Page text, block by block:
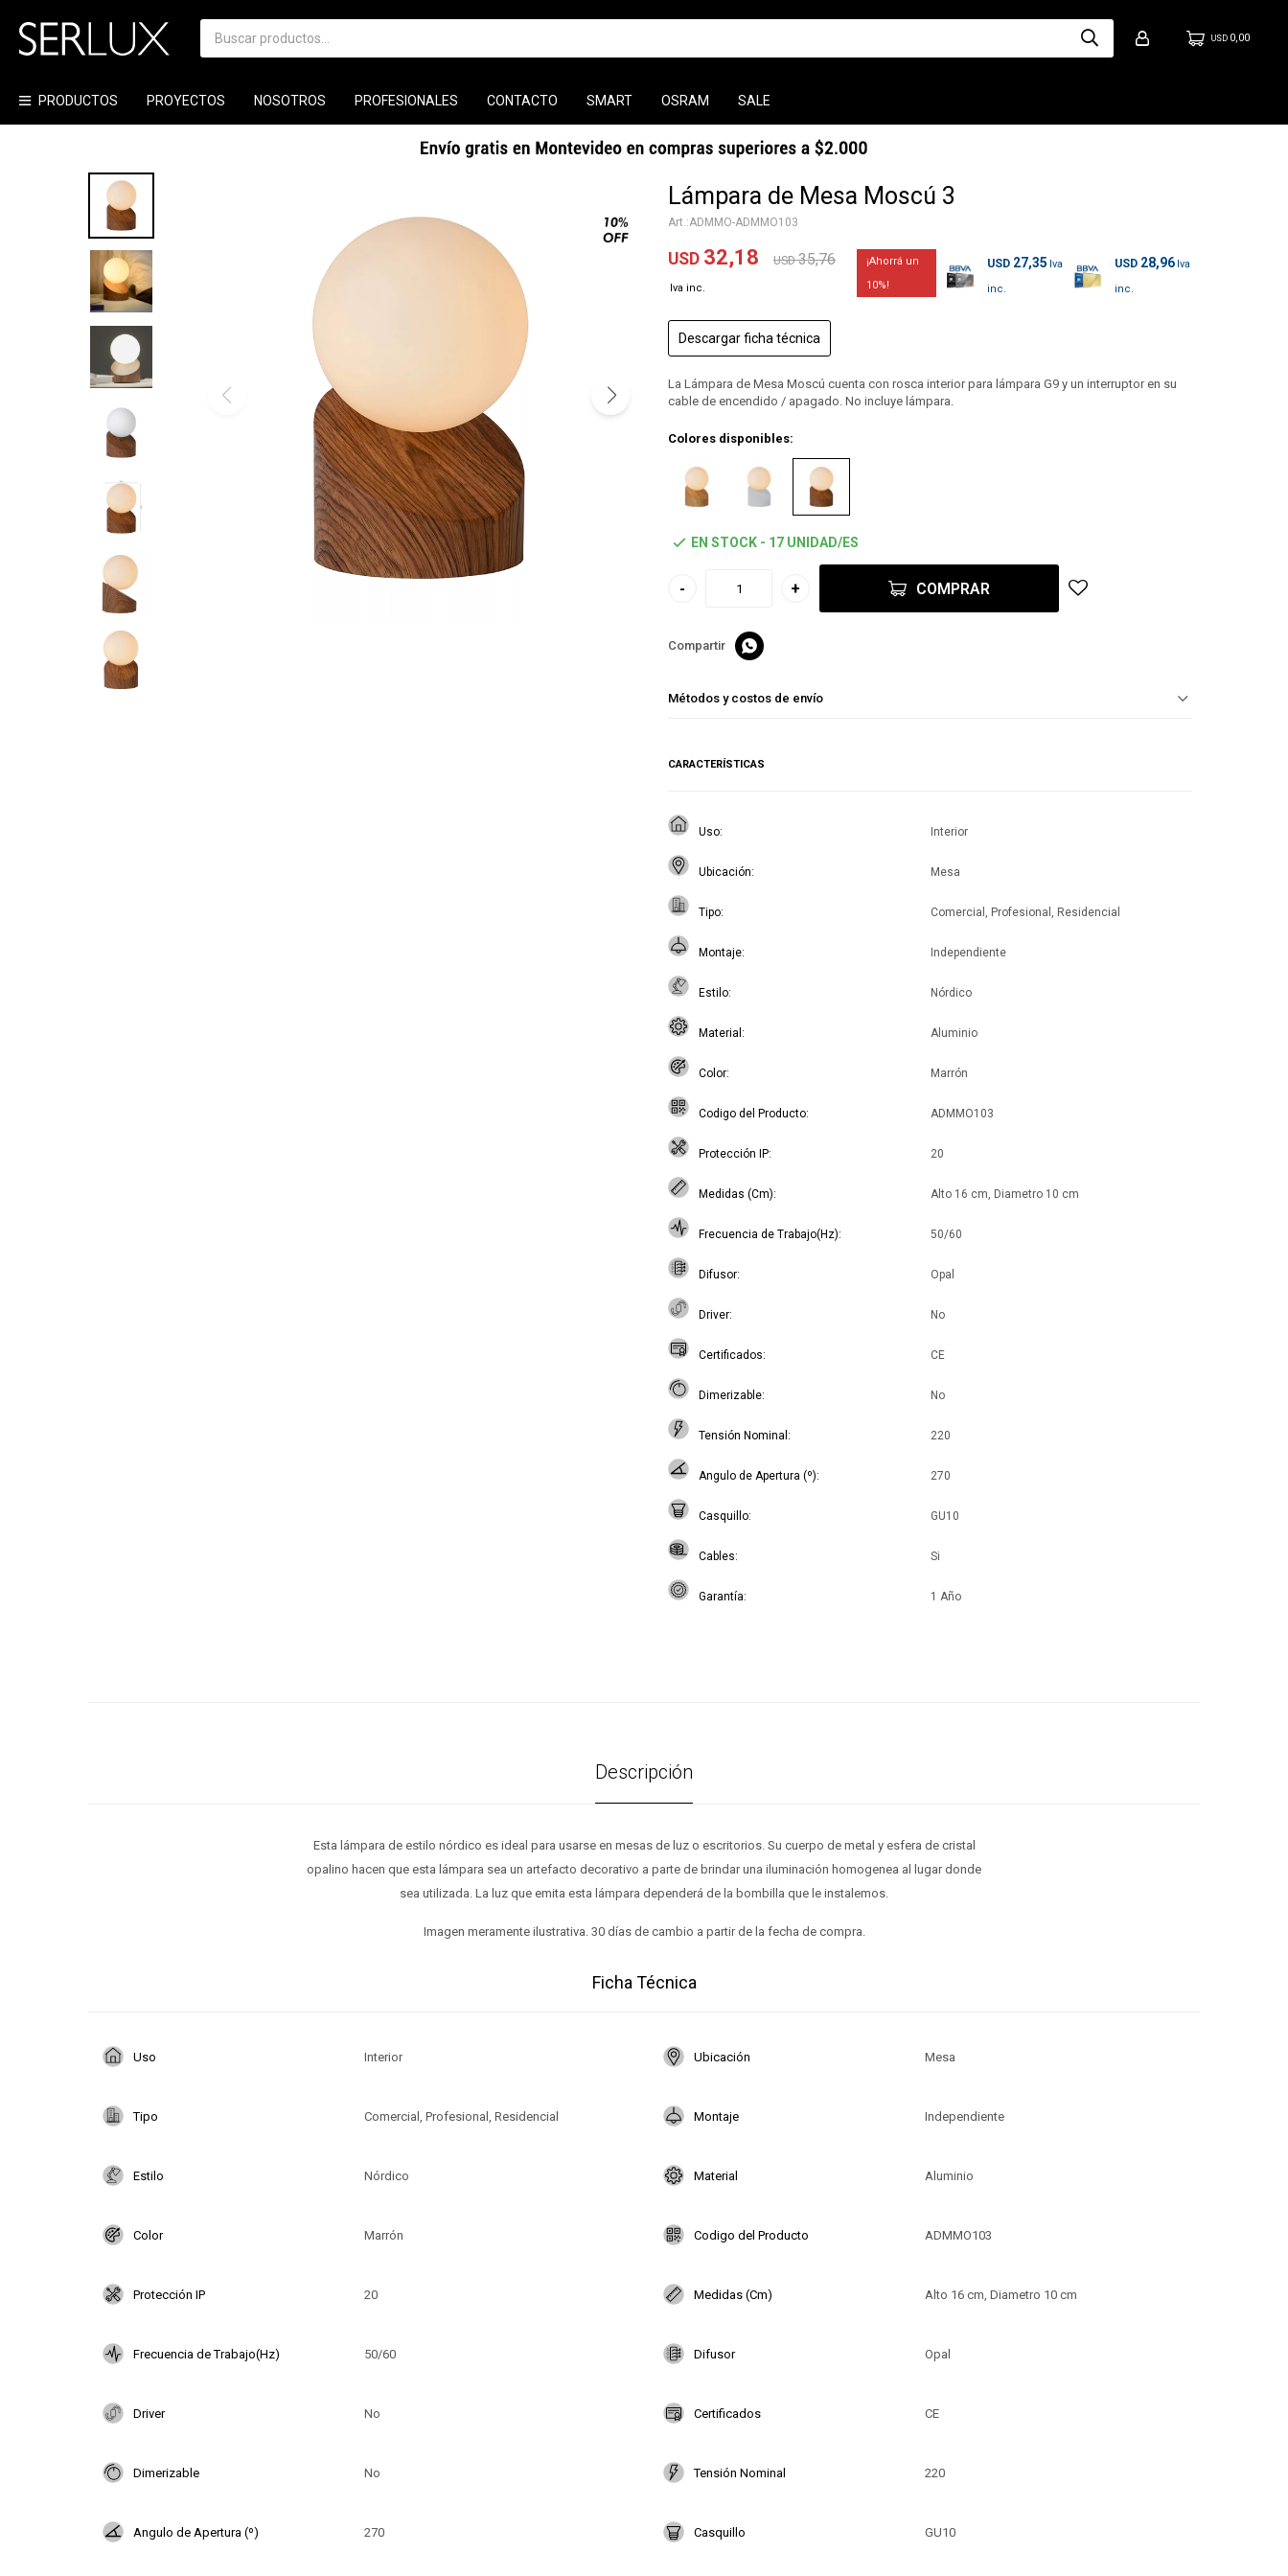
PRODUCTOS PROYECTOS NOSOTROS PROFESIONALES CONTACTO SMART OSRAM SALE
USD 0,00
Lámpara de Mesa Moscú 3
ADMMO-ADMMO103
USD 32,18 USD 35,76
10
USD 27,35 USD 28,96
Descargar ficha técnica
La Lámpara de Mesa Moscú cuenta con rosca interior para lámpara G9 y un interruptor en su
cable de encendido / apagado. No incluye lámpara.
Colores disponibles:
EN STOCK - 17 UNIDAD/ES
- + COMPRAR

Métodos y costos de envío
CARACTERÍSTICAS
Uso Interior
Ubicación Mesa
Tipo Comercial, Profesional, Residencial
Montaje Independiente
Estilo Nórdico
Material Aluminio
Color Marrón
Codigo del Producto ADMMO103
Protección IP 20
Medidas (Cm) Alto 16 cm, Diametro 10 cm
Frecuencia de Trabajo(Hz) 50/60
Difusor Opal
Driver No
Certificados CE
Dimerizable No
Tensión Nominal 220
Angulo de Apertura (º) 270
Casquillo GU10
Cables Si
Garantía 1 Año
Descripción
Esta lámpara de estilo nórdico es ideal para usarse en mesas de luz o escritorios. Su cuerpo de metal y esfera de cristal
opalino hacen que esta lámpara sea un artefacto decorativo a parte de brindar una iluminación homogenea al lugar donde
sea utilizada. La luz que emita esta lámpara dependerá de la bombilla que le instalemos.
Imagen meramente ilustrativa. 30 días de cambio a partir de la fecha de compra.
Ficha Técnica
Uso Interior Ubicación Mesa
Tipo Comercial, Profesional, Residencial Montaje Independiente
Estilo Nórdico Material Aluminio
Color Marrón Codigo del Producto ADMMO103
Protección IP 20 Medidas (Cm) Alto 16 cm, Diametro 10 cm
Frecuencia de Trabajo(Hz) 50/60 Difusor Opal
Driver No Certificados CE
Dimerizable No Tensión Nominal 220
Angulo de Apertura (º) 270 Casquillo GU10